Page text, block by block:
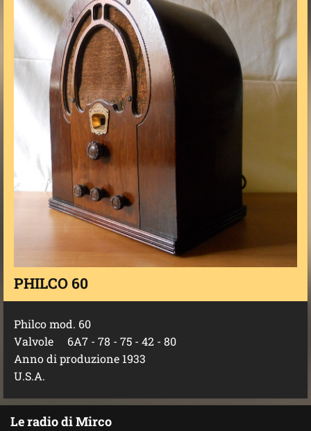
PHILCO 60
Philco mod. 60
Valvole 6A7 - 78 - 75 - 42 - 80
Anno di produzione 1933
U.S.A.
Le radio di Mirco